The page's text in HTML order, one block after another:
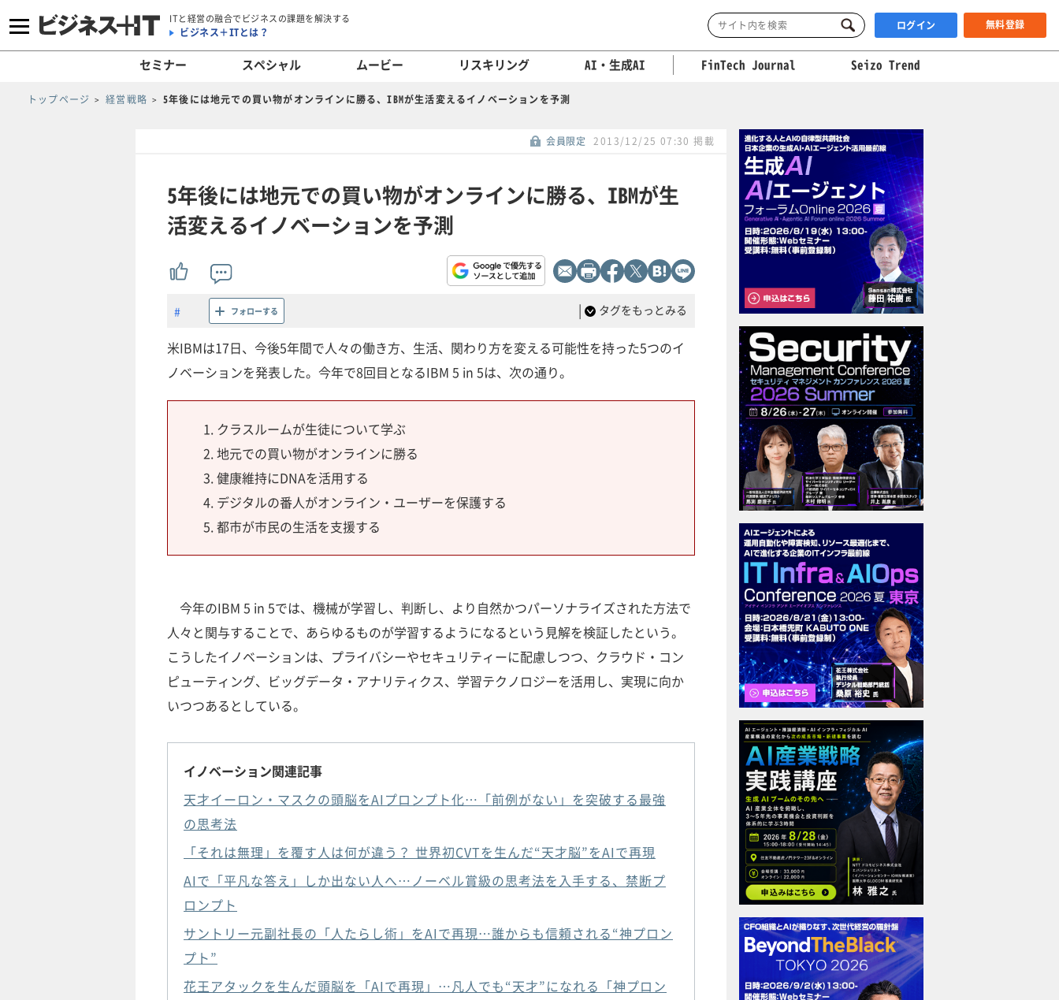
ITと経営の融合でビジネスの課題を解決する
ビジネス＋ITとは？ ログイン 無料登録
セミナー スペシャル ムービー リスキリング AI・生成AI FinTech Journal Seizo Trend
トップページ 経営戦略 5年後には地元での買い物がオンラインに勝る、IBMが生活変えるイノベーションを予測
会員限定 2013/12/25 07:30 掲載
5年後には地元での買い物がオンラインに勝る、IBMが生
活変えるイノベーションを予測
フォローする | タグをもっとみる
米IBMは17日、今後5年間で人々の働き方、生活、関わり方を変える可能性を持った5つのイ
ノベーションを発表した。今年で8回目となるIBM 5 in 5は、次の通り。
クラスルームが生徒について学ぶ
地元での買い物がオンラインに勝る
健康維持にDNAを活用する
デジタルの番人がオンライン・ユーザーを保護する
都市が市民の生活を支援する
今年のIBM 5 in 5では、機械が学習し、判断し、より自然かつパーソナライズされた方法で
人々と関与することで、あらゆるものが学習するようになるという見解を検証したという。
こうしたイノベーションは、プライバシーやセキュリティーに配慮しつつ、クラウド・コン
ピューティング、ビッグデータ・アナリティクス、学習テクノロジーを活用し、実現に向か
いつつあるとしている。
イノベーション関連記事
天才イーロン・マスクの頭脳をAIプロンプト化…「前例がない」を突破する最強
の思考法
「それは無理」を覆す人は何が違う？ 世界初CVTを生んだ“天才脳”をAIで再現
AIで「平凡な答え」しか出ない人へ…ノーベル賞級の思考法を入手する、禁断プ
ロンプト
サントリー元副社長の「人たらし術」をAIで再現…誰からも信頼される“神プロン
プト”
花王アタックを生んだ頭脳を「AIで再現」…凡人でも“天才”になれる「神プロン